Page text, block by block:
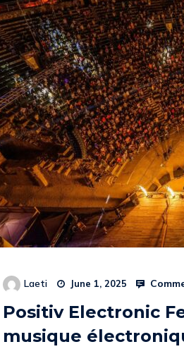
Laeti June 1, 2025
Positiv Electronic
musique